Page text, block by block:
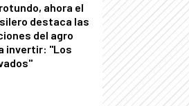
ahora el
destaca las
del agro
invertir: "Los